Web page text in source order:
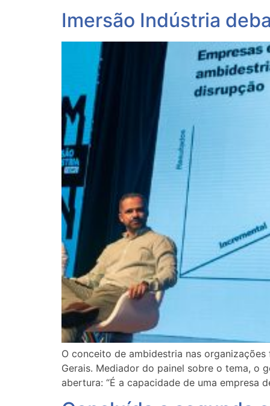
Imersão Indústria
O conceito de ambidestria nas
Gerais. Mediador do painel sobre o tema, o
abertura: “É a capacidade de uma empresa